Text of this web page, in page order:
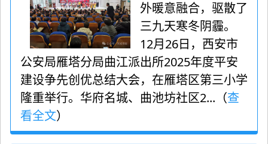
外暖意融合，驱散了
三九天寒冬阴霾。
12月26日，西安市
公安局雁塔分局曲江派出所2025年度平安
建设争先创优总结大会，在雁塔区第三小学
隆重举行。华府名城、曲池坊社区2...（查
看全文）